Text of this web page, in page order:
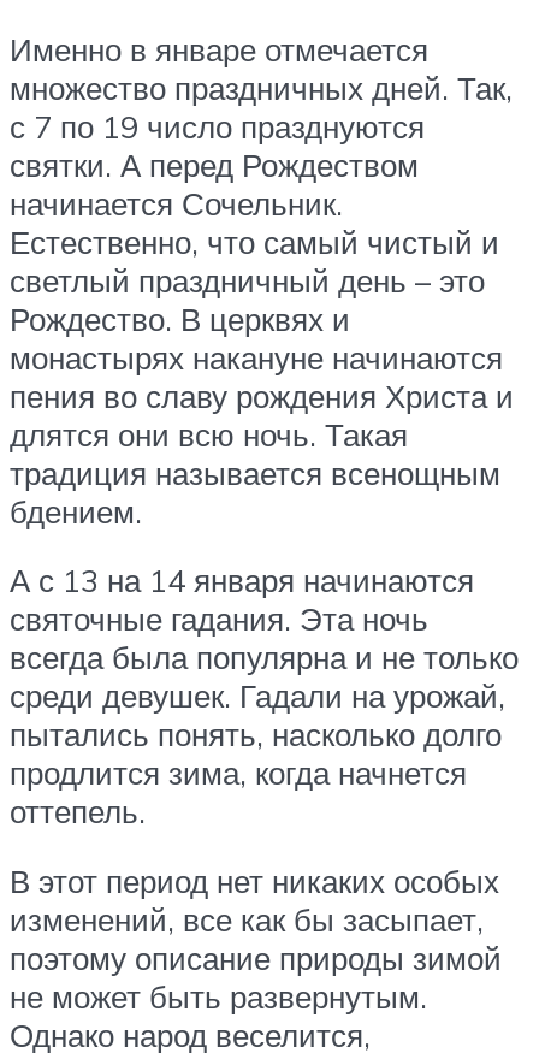
Именно в январе отмечается
множество праздничных дней. Так,
с 7 по 19 число празднуются
святки. А перед Рождеством
начинается Сочельник.
Естественно, что самый чистый и
светлый праздничный день – это
Рождество. В церквях и
монастырях накануне начинаются
пения во славу рождения Христа и
длятся они всю ночь. Такая
традиция называется всенощным
бдением.
А с 13 на 14 января начинаются
святочные гадания. Эта ночь
всегда была популярна и не только
среди девушек. Гадали на урожай,
пытались понять, насколько долго
продлится зима, когда начнется
оттепель.
В этот период нет никаких особых
изменений, все как бы засыпает,
поэтому описание природы зимой
не может быть развернутым.
Однако народ веселится,